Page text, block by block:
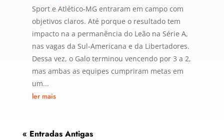
Sport e Atlético-MG entraram em campo com
objetivos claros. Até porque o resultado tem
impacto na a permanência do Leão na Série A,
nas vagas da Sul-Americana e da Libertadores.
Dessa vez, o Galo terminou vencendo por 3 a 2,
mas ambas as equipes cumpriram metas em
um...
ler mais
« Entradas Antigas